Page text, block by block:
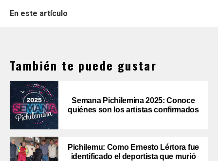
En este artículo
También te puede gustar
Semana Pichilemina 2025: Conoce
quiénes son los artistas confirmados
Pichilemu: Como Ernesto Lértora fue
identificado el deportista que murió